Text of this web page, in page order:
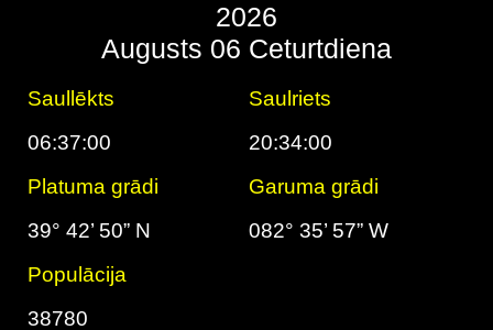
2026
Augusts 06 Ceturtdiena
Saullēkts
Saulriets
06:37:00
20:34:00
Platuma grādi
Garuma grādi
39° 42’ 50” N
082° 35’ 57” W
Populācija
38780